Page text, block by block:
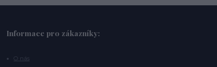
Informace pro zákazníky:
O nás